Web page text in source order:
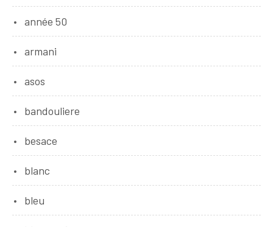
année 50
armani
asos
bandouliere
besace
blanc
bleu